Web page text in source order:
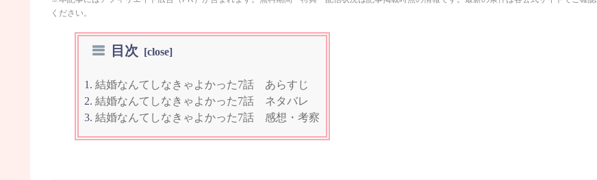
ください。
目次
結婚なんてしなきゃよかった7話 あらすじ
結婚なんてしなきゃよかった7話 ネタバレ
結婚なんてしなきゃよかった7話 感想・考察